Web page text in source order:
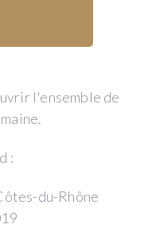
l'ensemble de
:
du-Rhône